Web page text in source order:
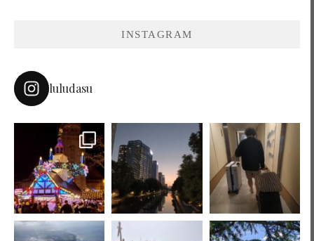
INSTAGRAM
luludasu